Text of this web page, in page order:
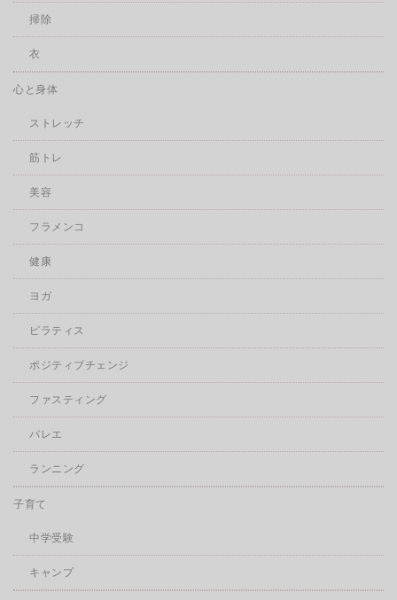
掃除
衣
心と身体
ストレッチ
筋トレ
美容
フラメンコ
健康
ヨガ
ピラティス
ポジティブチェンジ
ファスティング
バレエ
ランニング
子育て
中学受験
キャンプ